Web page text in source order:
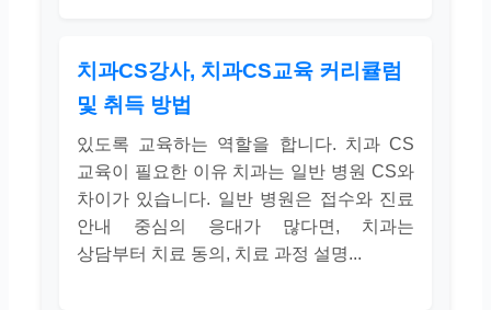
치과CS강사, 치과CS교육 커리큘럼
및 취득 방법
있도록 교육하는 역할을 합니다. 치과 CS
교육이 필요한 이유 치과는 일반 병원 CS와
차이가 있습니다. 일반 병원은 접수와 진료
안내 중심의 응대가 많다면, 치과는
상담부터 치료 동의, 치료 과정 설명...